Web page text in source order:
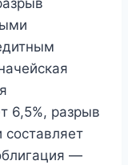
6,5%, разрыв
составляет
—